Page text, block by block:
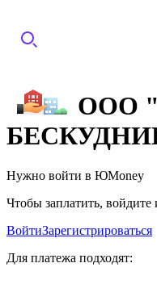
ООО
Нужно войти в ЮMoney
Чтобы заплатить,
ВойтиЗарегистрироваться
Для платежа подходят: